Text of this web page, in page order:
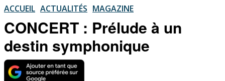
ACCUEIL ACTUALITÉS MAGAZINE
CONCERT : Prélude à un
destin symphonique